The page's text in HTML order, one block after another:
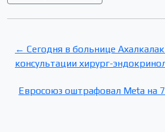
← Сегодня в больнице
консультации хирург-
Евросоюз оштрафовал Meta на